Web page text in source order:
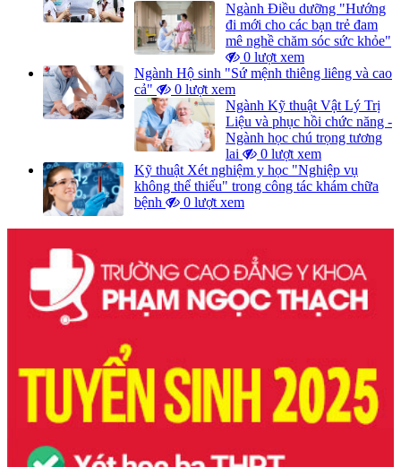
Ngành Điều dưỡng "Hướng
đi mới cho các bạn trẻ đam
mê nghề chăm sóc sức khỏe"
0 lượt xem
Ngành Hộ sinh "Sứ mệnh thiêng liêng và cao
cả"
0 lượt xem
Ngành Kỹ thuật Vật Lý Trị
Liệu và phục hồi chức năng -
Ngành học chú trọng tương
lai
0 lượt xem
Kỹ thuật Xét nghiệm y học "Nghiệp vụ
không thể thiếu" trong công tác khám chữa
bệnh
0 lượt xem